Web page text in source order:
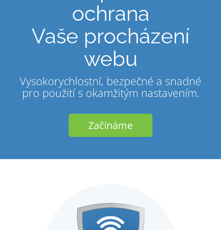
ochrana
Vaše procházení
webu
Vysokorychlostní, bezpečné a snadné
pro použití s okamžitým nastavením.
Začínáme